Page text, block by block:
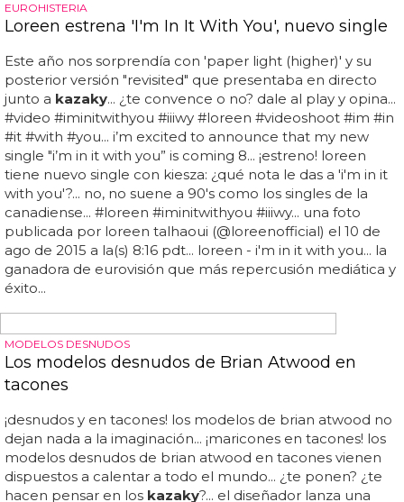
ganadora de eurovisión siempre ha tenido una relación
extraña con los videoclips... diosa: por fin loreen y sus
convence el regreso de loreen?... loreen - paper light
revisited... una pega le ponemos: los guantes con uñas
dan una grima espantosa... toda ella muy elegante y
demostrando cómo se hace un videoclip sobre fondo...
El vídeo de 'Girl Gone Wild' de Madonna
Nos queda la duda de si los chicos con tacones son
finalmentekazakyo no pero anoche ya fueron trending
topic en todo el mundo... lo más guay es que la coreo es